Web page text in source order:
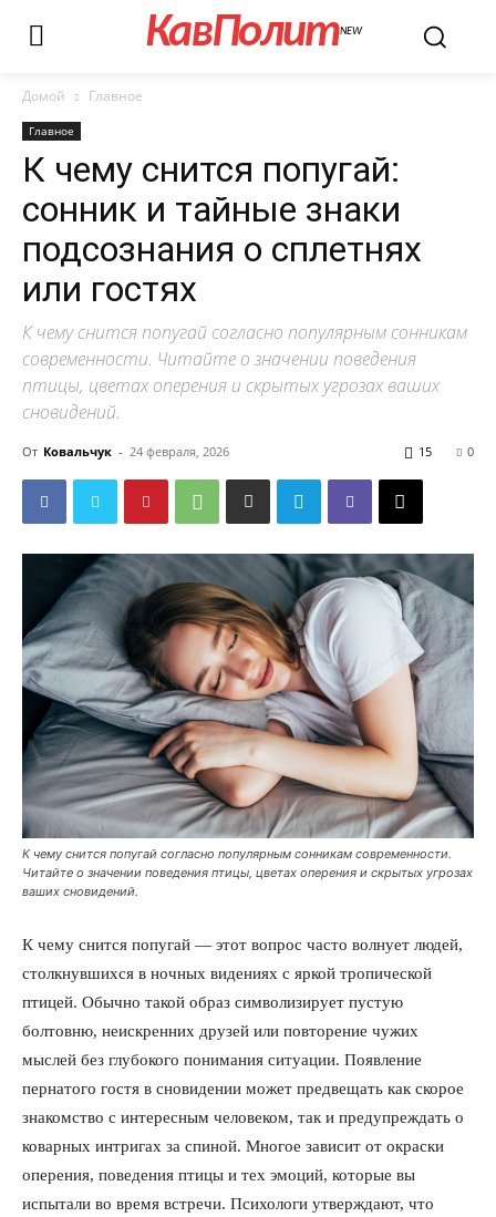
КавПолитNEW
Домой Главное
Главное
К чему снится попугай:
сонник и тайные знаки
подсознания о сплетнях
или гостях
К чему снится попугай согласно популярным сонникам
современности. Читайте о значении поведения
птицы, цветах оперения и скрытых угрозах ваших
сновидений.
От Ковальчук - 24 февраля, 2026 0
15
К чему снится попугай согласно популярным сонникам современности.
Читайте о значении поведения птицы, цветах оперения и скрытых угрозах
ваших сновидений.
К чему снится попугай — этот вопрос часто волнует людей,
столкнувшихся в ночных видениях с яркой тропической
птицей. Обычно такой образ символизирует пустую
болтовню, неискренних друзей или повторение чужих
мыслей без глубокого понимания ситуации. Появление
пернатого гостя в сновидении может предвещать как скорое
знакомство с интересным человеком, так и предупреждать о
коварных интригах за спиной. Многое зависит от окраски
оперения, поведения птицы и тех эмоций, которые вы
испытали во время встречи. Психологи утверждают, что